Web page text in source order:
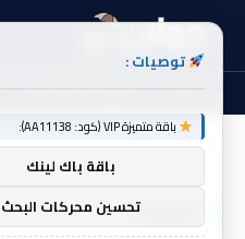
من نحن الشروط والأحكام
الرئيسية » لموظف
لموظف
توصيات :
باقة متميزة VIP (كود: AA11138):
باقة باك لينك
تحسين محركات البحث